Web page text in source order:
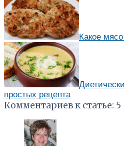
Какое
простых рецепта
Комментариев к статье: 5